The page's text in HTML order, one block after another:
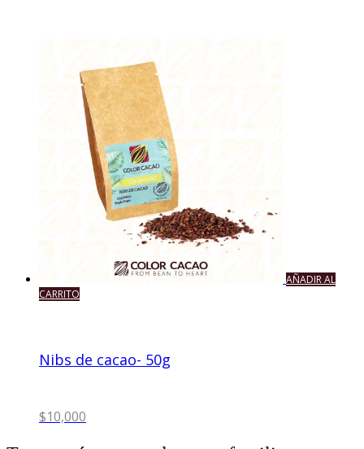
AÑADIR AL
CARRITO
Nibs de cacao- 50g
$10,000